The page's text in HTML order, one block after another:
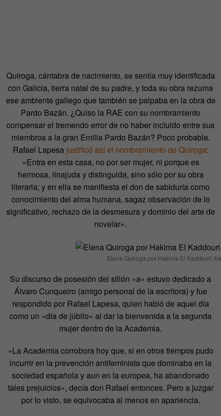
Quiroga, cántabra de nacimiento, se sentía muy identificada
con Galicia, tierra natal de su padre, y toda su obra rezuma
ese ambiente gallego que también se palpaba en la obra de
Pardo Bazán. ¿Quiso la RAE con su nombramiento
compensar el tremendo error de no haber incluido entre sus
miembros a la gran Emilia Pardo Bazán? Poco probable.
Rafael Lapesa justificó así el nombramiento de Quiroga:
«Entra en esta casa, no por ser mujer, ni porque es
hermosa, linajuda y distinguida, sino sólo por su obra
literaria; y en ella se manifiesta el don de sabiduría como
conocimiento del alma humana, sagaz observación de lo
significativo, rechazo de la desmesura y dominio del arte de
novelar».
Elena Quiroga por Hakima El Kaddouri,
Su discurso de posesión del sillón «a» estuvo dedicado a
Álvaro Cunqueiro (amigo personal de la escritora) y fue
respondido por Rafael Lapesa, quien habló de aquel día
como un «día de júbilo» al dar la bienvenida a la segunda
mujer dentro de la Academia.
«La Academia corrobora hoy que, si en otros tiempos pudo
incurrir en la prevención antifeminista que dominaba en la
sociedad española y aun en la europea, ha abandonado
tales prejuicios», decía don Rafael entonces. Pero a juzgar
por lo visto, se equivocaba al menos en apariencia.